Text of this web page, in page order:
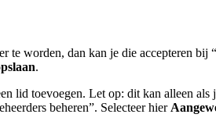
te worden, dan kan je die accepteren
.
lid toevoegen. Let op: dit kan alleen
beheren”. Selecteer hier